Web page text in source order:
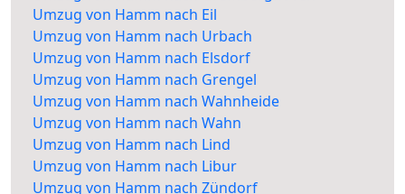
Umzug von Hamm nach Eil
Umzug von Hamm nach Urbach
Umzug von Hamm nach Elsdorf
Umzug von Hamm nach Grengel
Umzug von Hamm nach Wahnheide
Umzug von Hamm nach Wahn
Umzug von Hamm nach Lind
Umzug von Hamm nach Libur
Umzug von Hamm nach Zündorf